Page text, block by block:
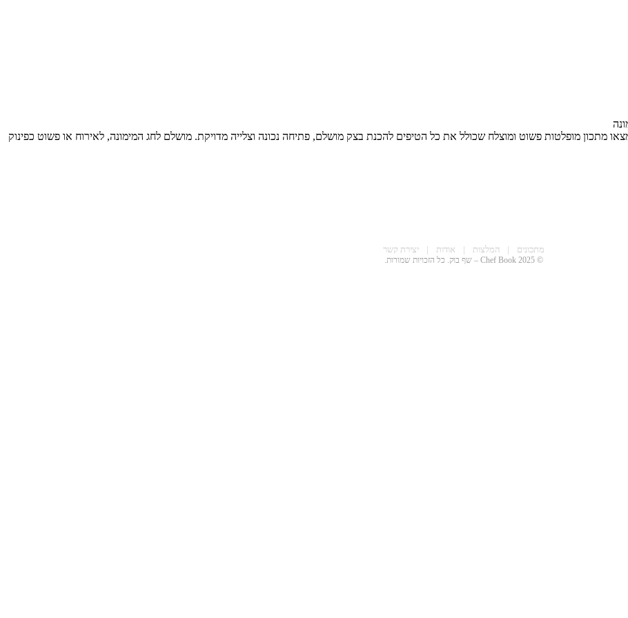
מתכון מופלטות פשוט ומוצלח שכולל את כל הטיפים להכנת בצק מושלם, פתיחה נכונה וצלייה מדויקת. מושלם לחג המימונה, לאירוח או פשוט כפינוק
מתכונים | המלצות | אודות | יצירת קשר
© 2025 Chef Book – שף בוק. כל הזכויות שמורות.